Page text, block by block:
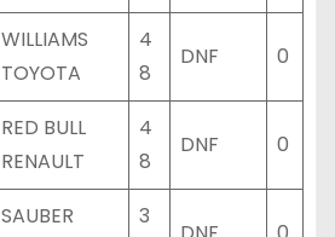
WILLIAMS
TOYOTA
4
8
DNF 0
RED BULL
RENAULT
4
8
DNF 0
SAUBER
3